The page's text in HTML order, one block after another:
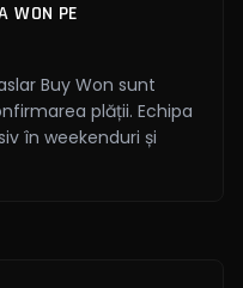
WON PE
Buy Won sunt
plății. Echipa
în weekenduri și